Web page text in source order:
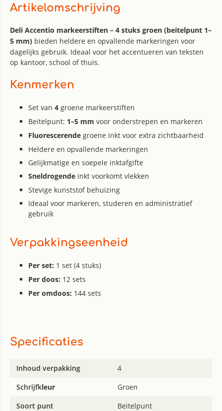
Artikelomschrijving
Deli Accentio markeerstiften – 4 stuks groen (beitelpunt 1–
5 mm) bieden heldere en opvallende markeringen voor
dagelijks gebruik. Ideaal voor het accentueren van teksten
op kantoor, school of thuis.
Kenmerken
Set van 4 groene markeerstiften
Beitelpunt: 1–5 mm voor onderstrepen en markeren
Fluorescerende groene inkt voor extra zichtbaarheid
Heldere en opvallende markeringen
Gelijkmatige en soepele inktafgifte
Sneldrogende inkt voorkomt vlekken
Stevige kunststof behuizing
Ideaal voor markeren, studeren en administratief
gebruik
Verpakkingseenheid
Per set: 1 set (4 stuks)
Per doos: 12 sets
Per omdoos: 144 sets
Specificaties
Inhoud verpakking
4
Schrijfkleur
Groen
Soort punt
Beitelpunt